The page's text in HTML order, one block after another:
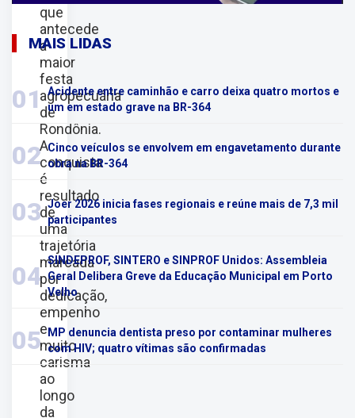
que
antecede
a
maior
festa
agropecuária
de
Rondônia.
A
conquista
é
resultado
de
uma
trajetória
marcada
por
dedicação,
empenho
e
muito
carisma
ao
longo
da
MAIS LIDAS
01 Acidente entre caminhão e carro deixa quatro mortos e
um em estado grave na BR-364
02 Cinco veículos se envolvem em engavetamento durante
obra na BR-364
03 Joer 2026 inicia fases regionais e reúne mais de 7,3 mil
participantes
04
SINDEPROF, SINTERO e SINPROF Unidos: Assembleia
Geral Delibera Greve da Educação Municipal em Porto
Velho
05
MP denuncia dentista preso por contaminar mulheres
com HIV; quatro vítimas são confirmadas